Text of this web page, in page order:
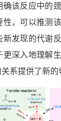
该反应中的
性，可以推测
发现的代谢
深入地理解
系提供了新的